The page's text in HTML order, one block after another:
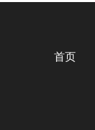
首页